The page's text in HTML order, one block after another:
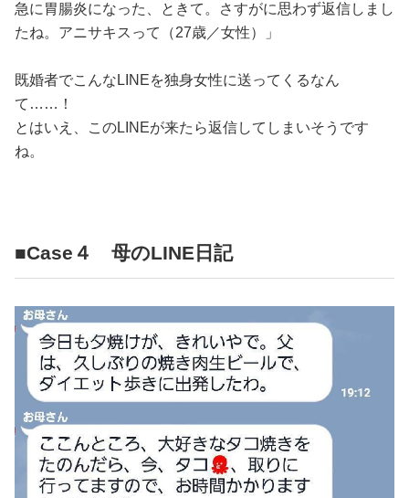
急に胃腸炎になった、ときて。さすがに思わず返信しまし
たね。アニサキスって（27歳／女性）」
既婚者でこんなLINEを独身女性に送ってくるなん
て……！
とはいえ、このLINEが来たら返信してしまいそうです
ね。
■Case４ 母のLINE日記